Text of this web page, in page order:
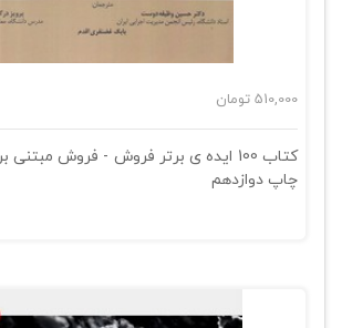
510,000 تومان
کتاب 100 ایده ی برتر فروش - فروش
چاپ دوازدهم